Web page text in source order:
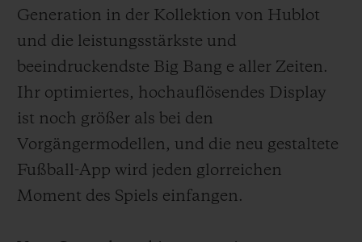
Generation in der Kollektion von Hublot
und die leistungsstärkste und
beeindruckendste Big Bang e aller Zeiten.
Ihr optimiertes, hochauflösendes Display
ist noch größer als bei den
Vorgängermodellen, und die neu gestaltete
Fußball-App wird jeden glorreichen
Moment des Spiels einfangen.